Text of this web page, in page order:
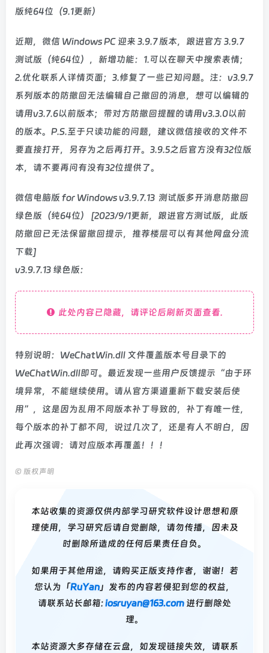
近期，微信 Windows PC 迎来 3.9.7 版本，跟进官方 3.9.7
测试版（纯64位），新增功能：1.可以在聊天中搜索表情；
2.优化联系人详情页面；3.修复了一些已知问题。注：v3.9.7
系列版本的防撤回无法编辑自己撤回的消息，想可以编辑的
请用v3.7.6以前版本；带对方防撤回提醒的请用v3.3.0以前
的版本。P.S.至于只读功能的问题，建议微信接收的文件不
要直接打开，另存为之后再打开。3.9.5之后官方没有32位版
本，请不要再问有没有32位提供了。
微信电脑版 for Windows v3.9.7.13 测试版多开消息防撤回
绿色版 （纯64位）
[2023/9/1更新，跟进官方测试版，此版
防撤回已无法保留撤回提示， 推荐楼层可以有其他网盘分流
下载]
v3.9.7.13 绿色版：
此处内容已隐藏，请评论后刷新页面查看.
特别说明： WeChatWin.dll 文件覆盖版本号目录下的
WeChatWin.dll即可。 最近发现一些用户反馈提示“由于环
境异常，不能继续使用。请从官方渠道重新下载安装后使
用”，这是因为乱用不同版本补丁导致的，补丁有唯一性，
每个版本的补丁都不同，说过几次了，还是有人不明白，因
此再次强调： 请对应版本再覆盖！！！
© 版权声明
本站收集的资源仅供内部学习研究软件设计思想和原
理使用，学习研究后请自觉删除，请勿传播，因未及
时删除所造成的任何后果责任自负。
如果用于其他用途，请购买正版支持作者，谢谢！若
您认为「RuYan」发布的内容若侵犯到您的权益，
请联系站长邮箱:iosruyan@163.com 进行删除处
理。
本站资源大多存储在云盘，如发现链接失效，请联系